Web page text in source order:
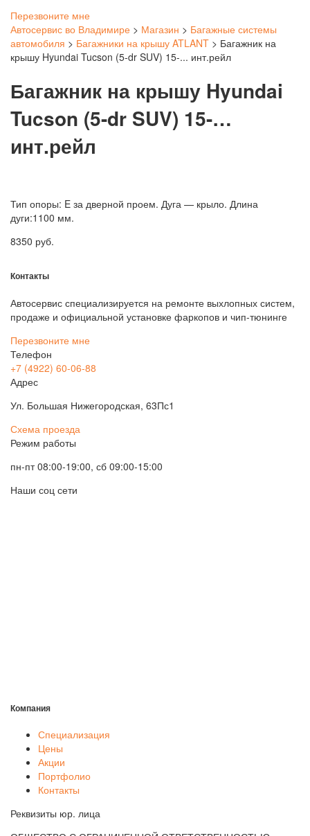
Перезвоните мне
Автосервис во Владимире > Магазин > Багажные системы
автомобиля > Багажники на крышу ATLANT > Багажник на
крышу Hyundai Tucson (5-dr SUV) 15-... инт.рейл
Багажник на крышу Hyundai
Tucson (5-dr SUV) 15-…
инт.рейл
Тип опоры: E за дверной проем. Дуга — крыло. Длина
дуги:1100 мм.
8350 руб.
Контакты
Автосервис специализируется на ремонте выхлопных систем,
продаже и официальной установке фаркопов и чип-тюнинге
Перезвоните мне
Телефон
+7 (4922) 60-06-88
Адрес
Ул. Большая Нижегородская, 63Пс1
Схема проезда
Режим работы
пн-пт 08:00-19:00, сб 09:00-15:00
Наши соц сети
Компания
Специализация
Цены
Акции
Портфолио
Контакты
Реквизиты юр. лица